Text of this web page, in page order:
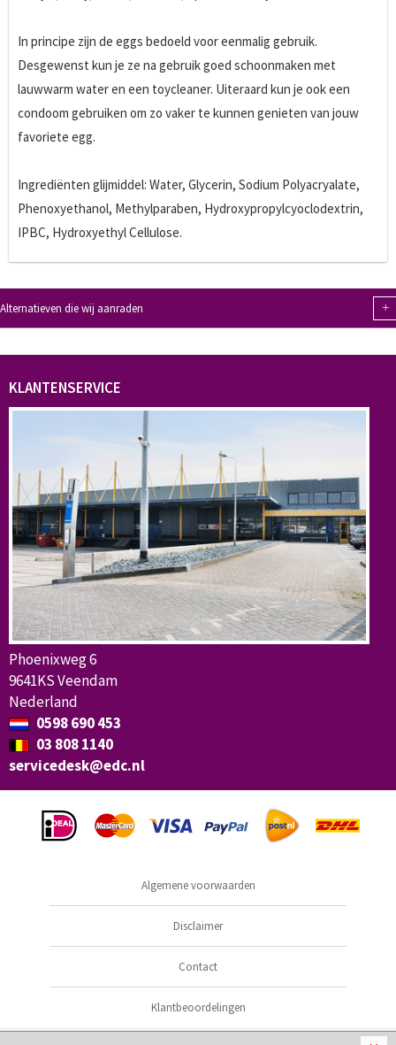
In principe zijn de eggs bedoeld voor eenmalig gebruik.
Desgewenst kun je ze na gebruik goed schoonmaken met
lauwwarm water en een toycleaner. Uiteraard kun je ook een
condoom gebruiken om zo vaker te kunnen genieten van jouw
favoriete egg.
Ingrediënten glijmiddel: Water, Glycerin, Sodium Polyacryalate,
Phenoxyethanol, Methylparaben, Hydroxypropylcyoclodextrin,
IPBC, Hydroxyethyl Cellulose.
Alternatieven die wij aanraden +
KLANTENSERVICE
Phoenixweg 6
9641KS Veendam
Nederland
0598 690 453
03 808 1140
servicedesk@edc.nl
Algemene voorwaarden
Disclaimer
Contact
Klantbeoordelingen